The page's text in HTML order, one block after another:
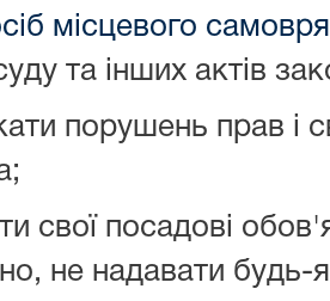
місцевого
та інших актів
порушень прав і
свої посадові
не надавати будь-